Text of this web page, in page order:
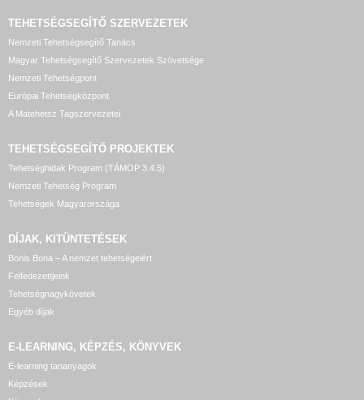
TEHETSÉGSEGÍTŐ SZERVEZETEK
Nemzeti Tehetségsegítő Tanács
Magyar Tehetségsegítő Szervezetek Szövetsége
Nemzeti Tehetségpont
Európai Tehetségközpont
A Matehetsz Tagszervezetei
TEHETSÉGSEGÍTŐ PROJEKTEK
Tehetséghidak Program (TÁMOP 3.4.5)
Nemzeti Tehetség Program
Tehetségek Magyarországa
DÍJAK, KITÜNTETÉSEK
Bonis Bona – A nemzet tehetségeiért
Felfedezettjeink
Tehetségnagykövetek
Egyéb díjak
E-LEARNING, KÉPZÉS, KÖNYVEK
E-learning tananyagok
Képzések